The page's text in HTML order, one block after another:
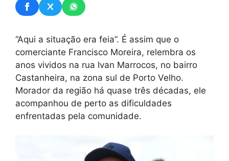
“Aqui a situação era feia”. É assim que o
comerciante Francisco Moreira, relembra os
anos vividos na rua Ivan Marrocos, no bairro
Castanheira, na zona sul de Porto Velho.
Morador da região há quase três décadas, ele
acompanhou de perto as dificuldades
enfrentadas pela comunidade.